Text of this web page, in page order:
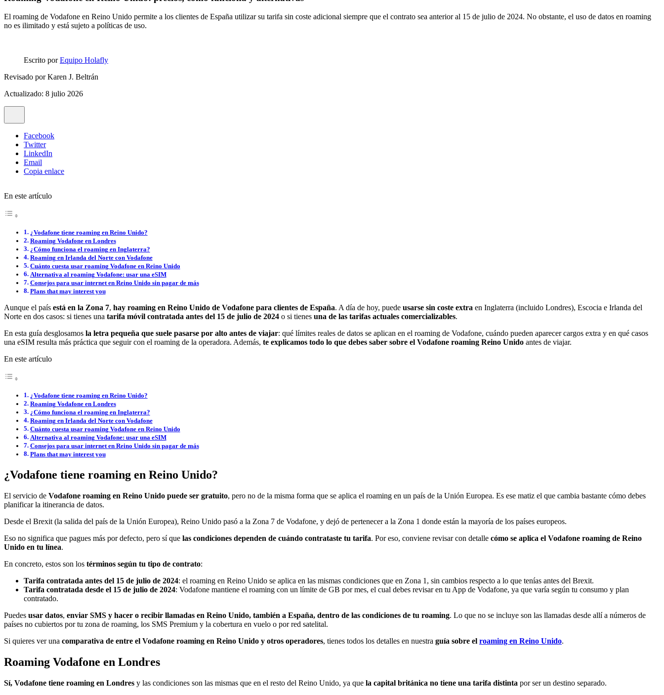
El roaming de Vodafone en Reino Unido permite a los clientes de España utilizar su tarifa sin coste adicional siempre que el contrato sea anterior al 15 de julio de 2024. No obstante, el uso de datos en roaming
no es ilimitado y está sujeto a políticas de uso.
Escrito porEquipo Holafly
Revisado porKaren J. Beltrán
Actualizado: 8 julio 2026
Facebook
Twitter
LinkedIn
Email
Copia enlace
En este artículo
¿Vodafone tiene roaming en Reino Unido?
Roaming Vodafone en Londres
¿Cómo funciona el roaming en Inglaterra?
Roaming en Irlanda del Norte con Vodafone
Cuánto cuesta usar roaming Vodafone en Reino Unido
Alternativa al roaming Vodafone: usar una eSIM
Consejos para usar internet en Reino Unido sin pagar de más
Plans that may interest you
Aunque el país está en la Zona 7, hay roaming en Reino Unido de Vodafone para clientes de España. A día de hoy, puede usarse sin coste extra en Inglaterra (incluido Londres), Escocia e Irlanda del
Norte en dos casos: si tienes una tarifa móvil contratada antes del 15 de julio de 2024 o si tienes una de las tarifas actuales comercializables.
En esta guía desglosamos la letra pequeña que suele pasarse por alto antes de viajar: qué límites reales de datos se aplican en el roaming de Vodafone, cuándo pueden aparecer cargos extra y en qué casos
una eSIM resulta más práctica que seguir con el roaming de la operadora. Además, te explicamos todo lo que debes saber sobre el Vodafone roaming Reino Unido antes de viajar.
En este artículo
¿Vodafone tiene roaming en Reino Unido?
Roaming Vodafone en Londres
¿Cómo funciona el roaming en Inglaterra?
Roaming en Irlanda del Norte con Vodafone
Cuánto cuesta usar roaming Vodafone en Reino Unido
Alternativa al roaming Vodafone: usar una eSIM
Consejos para usar internet en Reino Unido sin pagar de más
Plans that may interest you
¿Vodafone tiene roaming en Reino Unido?
El servicio de Vodafone roaming en Reino Unido puede ser gratuito, pero no de la misma forma que se aplica el roaming en un país de la Unión Europea. Es ese matiz el que cambia bastante cómo debes
planificar la itinerancia de datos.
Desde el Brexit (la salida del país de la Unión Europea), Reino Unido pasó a la Zona 7 de Vodafone, y dejó de pertenecer a la Zona 1 donde están la mayoría de los países europeos.
Eso no significa que pagues más por defecto, pero sí que las condiciones dependen de cuándo contrataste tu tarifa. Por eso, conviene revisar con detalle cómo se aplica el Vodafone roaming de Reino
Unido en tu línea.
En concreto, estos son los términos según tu tipo de contrato:
Tarifa contratada antes del 15 de julio de 2024: el roaming en Reino Unido se aplica en las mismas condiciones que en Zona 1, sin cambios respecto a lo que tenías antes del Brexit.
Tarifa contratada desde el 15 de julio de 2024: Vodafone mantiene el roaming con un límite de GB por mes, el cual debes revisar en tu App de Vodafone, ya que varía según tu consumo y plan
contratado.
Puedes usar datos, enviar SMS y hacer o recibir llamadas en Reino Unido, también a España, dentro de las condiciones de tu roaming. Lo que no se incluye son las llamadas desde allí a números de
países no cubiertos por tu zona de roaming, los SMS Premium y la cobertura en vuelo o por red satelital.
Si quieres ver una comparativa de entre el Vodafone roaming en Reino Unido y otros operadores, tienes todos los detalles en nuestra guía sobre el roaming en Reino Unido.
Roaming Vodafone en Londres
Sí, Vodafone tiene roaming en Londres y las condiciones son las mismas que en el resto del Reino Unido, ya que la capital británica no tiene una tarifa distinta por ser un destino separado.